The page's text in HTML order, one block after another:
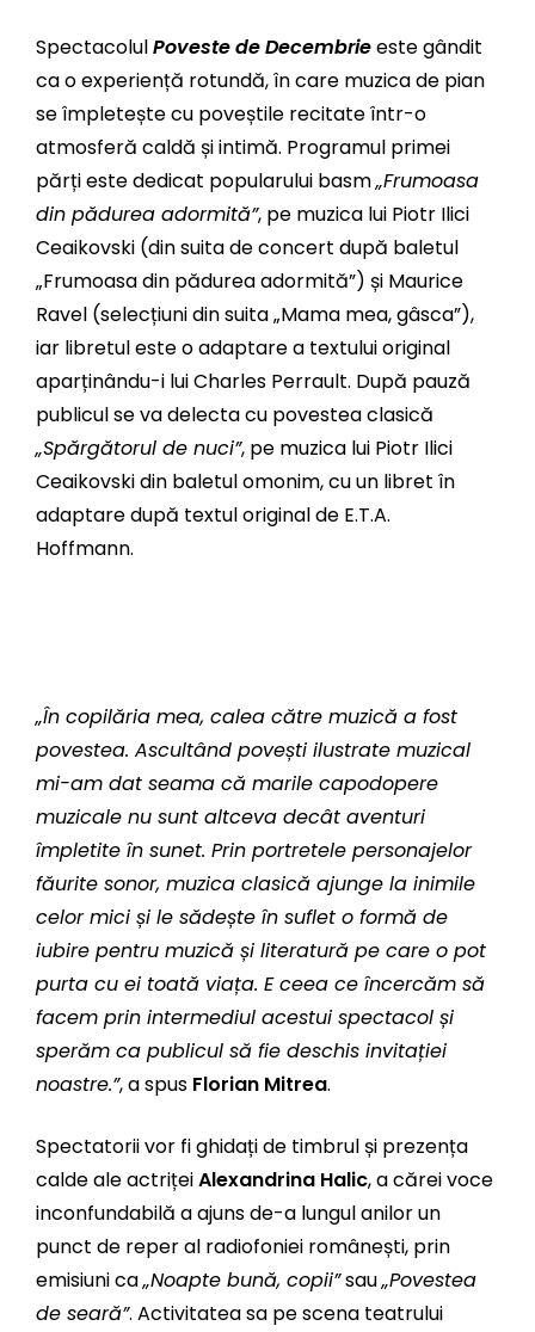
SpectacolulPoveste de Decembrieeste gândit
ca o experiență rotundă, în care muzica de pian
se împletește cu poveștile recitate într-o
atmosferă caldă și intimă. Programul primei
părți este dedicat popularului basm„Frumoasa
din pădurea adormită”, pe muzica lui Piotr Ilici
Ceaikovski (din suita de concert după baletul
„Frumoasa din pădurea adormită”) și Maurice
Ravel (selecțiuni din suita „Mama mea, gâsca”),
iar libretul este o adaptare a textului original
aparținându-i lui Charles Perrault. După pauză
publicul se va delecta cu povestea clasică
„Spărgătorul de nuci”, pe muzica lui Piotr Ilici
Ceaikovski din baletul omonim, cu un libret în
adaptare după textul original de E.T.A.
Hoffmann.
„În copilăria mea, calea către muzică a fost
povestea. Ascultând povești ilustrate muzical
mi-am dat seama că marile capodopere
muzicale nu sunt altceva decât aventuri
împletite în sunet. Prin portretele personajelor
făurite sonor, muzica clasică ajunge la inimile
celor mici și le sădește în suflet o formă de
iubire pentru muzică și literatură pe care o pot
purta cu ei toată viața. E ceea ce încercăm să
facem prin intermediul acestui spectacol și
sperăm ca publicul să fie deschis invitației
noastre.”, a spus Florian Mitrea.
Spectatorii vor fi ghidați de timbrul și prezența
calde ale actrițeiAlexandrina Halic, a cărei voce
inconfundabilă a ajuns de-a lungul anilor un
punct de reper al radiofoniei românești, prin
emisiuni ca„Noapte bună, copii”sau„Povestea
de seară”. Activitatea sa pe scena teatrului